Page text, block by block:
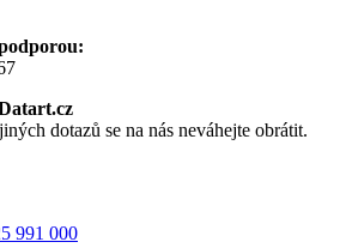
dotazů se na nás neváhejte obrátit.
991 000